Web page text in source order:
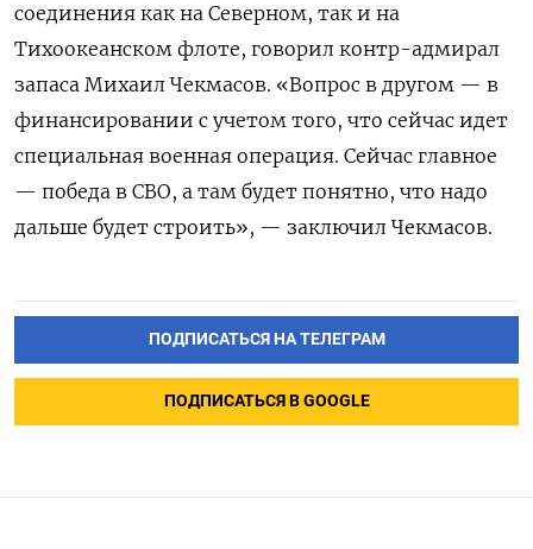
соединения как на Северном, так и на
Тихоокеанском флоте, говорил контр-адмирал
запаса Михаил Чекмасов. «Вопрос в другом — в
финансировании с учетом того, что сейчас идет
специальная военная операция. Сейчас главное
— победа в СВО, а там будет понятно, что надо
дальше будет строить», — заключил Чекмасов.
ПОДПИСАТЬСЯ НА ТЕЛЕГРАМ
ПОДПИСАТЬСЯ В GOOGLE